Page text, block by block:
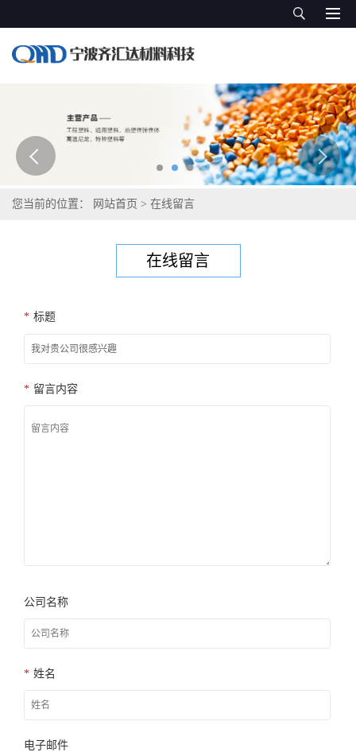
您当前的位置： 网站首页 > 在线留言
在线留言
* 标题
* 留言内容
公司名称
* 姓名
电子邮件